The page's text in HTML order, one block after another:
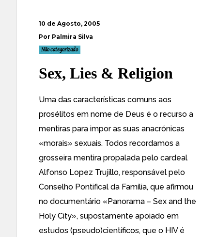
10 de Agosto, 2005
Por Palmira Silva
Não categorizado
Sex, Lies & Religion
Uma das características comuns aos
prosélitos em nome de Deus é o recurso a
mentiras para impor as suas anacrónicas
«morais» sexuais. Todos recordamos a
grosseira mentira propalada pelo cardeal
Alfonso Lopez Trujillo, responsável pelo
Conselho Pontifical da Família, que afirmou
no documentário «Panorama – Sex and the
Holy City», supostamente apoiado em
estudos (pseudo)científicos, que o HIV é